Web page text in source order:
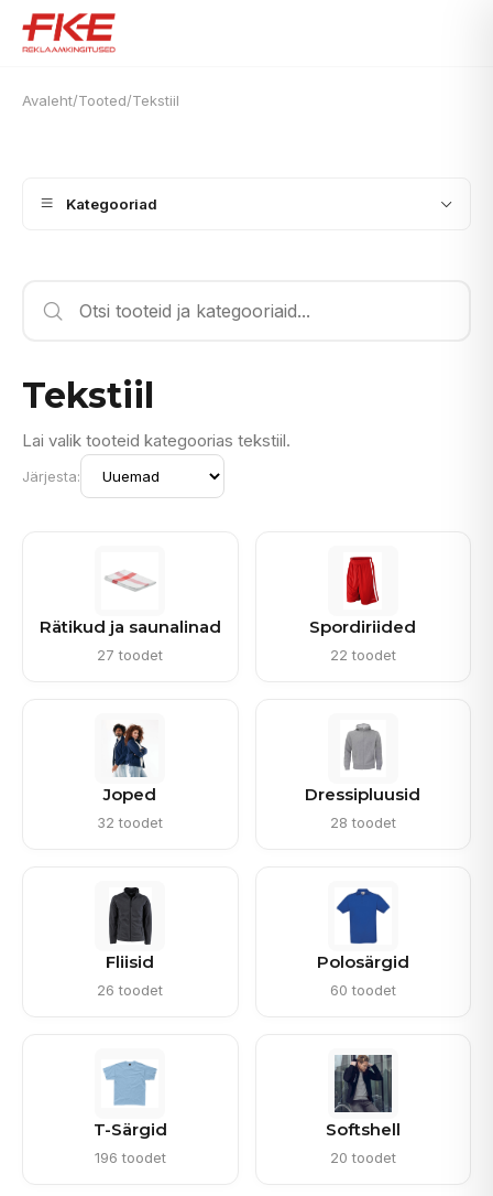
Avaleht/Tooted/Tekstiil
Kategooriad
Tekstiil
Lai valik tooteid kategoorias tekstiil.
Järjesta:
Rätikud ja saunalinad
27 toodet
Spordiriided
22 toodet
Joped
32 toodet
Dressipluusid
28 toodet
Fliisid
26 toodet
Polosärgid
60 toodet
T-Särgid
196 toodet
Softshell
20 toodet